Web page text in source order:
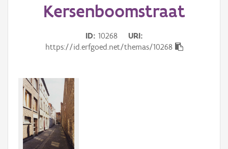
Erfgoedobject
Thema
Gebeurtenis
Persoon of collectief
Downloads
Kersenboomstraat
ID 10268
URI
https://id.erfgoed.net/themas/10268